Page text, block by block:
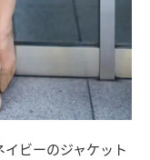
ビーのジャケット